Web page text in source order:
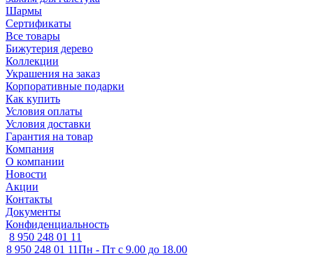
Шармы
Сертификаты
Все товары
Бижутерия дерево
Коллекции
Украшения на заказ
Корпоративные подарки
Как купить
Условия оплаты
Условия доставки
Гарантия на товар
Компания
О компании
Новости
Акции
Контакты
Документы
Конфиденциальность
8 950 248 01 11
8 950 248 01 11Пн - Пт с 9.00 до 18.00